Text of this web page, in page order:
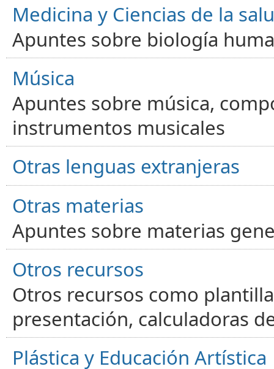
Medicina y Ciencias de la
Apuntes sobre biología
Música
Apuntes sobre música,
instrumentos musicales
Otras lenguas extranjeras
Otras materias
Apuntes sobre materias
Otros recursos
Otros recursos como
presentación, calculadoras
Plástica y Educación Artística